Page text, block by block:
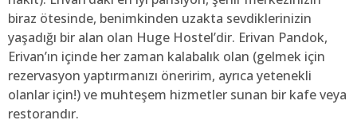
biraz ötesinde, benimkinden uzakta sevdiklerinizin
yaşadığı bir alan olan Huge Hostel’dir. Erivan Pandok,
Erivan’ın içinde her zaman kalabalık olan (gelmek için
rezervasyon yaptırmanızı öneririm, ayrıca yetenekli
olanlar için!) ve muhteşem hizmetler sunan bir kafe veya
restorandır.